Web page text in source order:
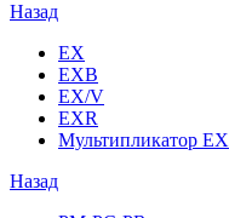
Назад
EX
EXB
EX/V
EXR
Мультипликатор EX
Назад